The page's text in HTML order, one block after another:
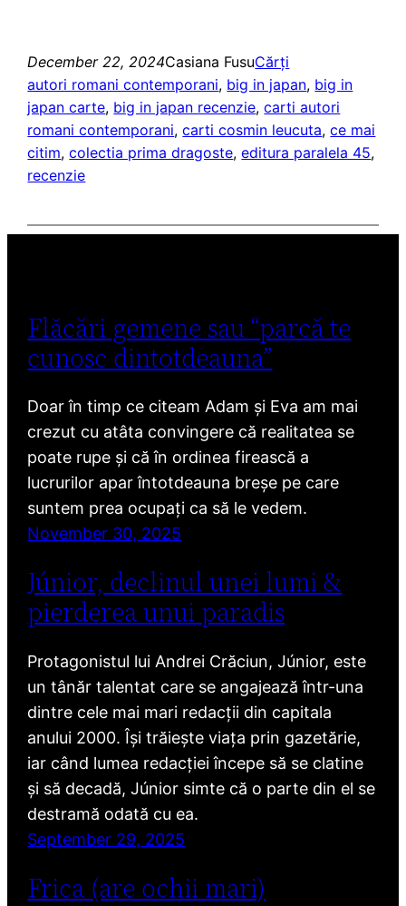
December 22, 2024Casiana FusuCărți
autori romani contemporani, big in japan, big in
japan carte, big in japan recenzie, carti autori
romani contemporani, carti cosmin leucuta, ce mai
citim, colectia prima dragoste, editura paralela 45
recenzie
Flăcări gemene sau “parcă te
cunosc dintotdeauna”
Doar în timp ce citeam Adam și Eva am mai
crezut cu atâta convingere că realitatea se
poate rupe și că în ordinea firească a
lucrurilor apar întotdeauna breșe pe care
suntem prea ocupați ca să le vedem.
November 30, 2025
Júnior, declinul unei lumi &
pierderea unui paradis
Protagonistul lui Andrei Crăciun, Júnior, este
un tânăr talentat care se angajează într-una
dintre cele mai mari redacții din capitala
anului 2000. Își trăiește viața prin gazetărie,
iar când lumea redacției începe să se clatine
și să decadă, Júnior simte că o parte din el se
destramă odată cu ea.
September 29, 2025
Frica (are ochii mari)